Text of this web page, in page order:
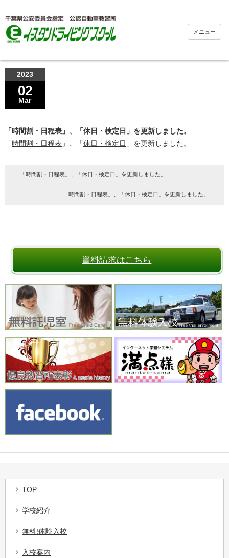
メニュー
2023
02
Mar
「時間割・日程表」、「休日・検定日」を更新しました。
「時間割・日程表 」、「休日・検定日 」を更新しました。
「時間割・日程表」、「休日・検定日」を更新しました。
「時間割・日程表」、「休日・検定日」を更新しました。
資料請求はこちら
TOP
学校紹介
無料!体験入校
入校案内